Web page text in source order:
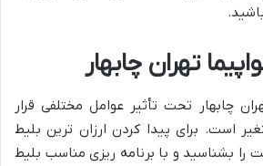
تهران چابهار
چابهار تحت تأثیر عوامل مختلفی قرار
است. برای پیدا کردن ارزان ترین بلیط
را بشناسید و با برنامه ریزی مناسب بلیط